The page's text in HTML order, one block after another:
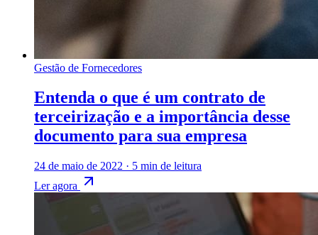
Gestão de Fornecedores
Entenda o que é um contrato de
terceirização e a importância desse
documento para sua empresa
24 de maio de 2022 · 5 min de leitura
Ler agora